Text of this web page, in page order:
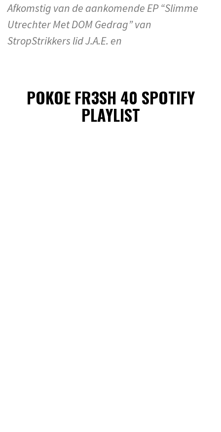
Afkomstig van de aankomende EP “Slimme
Utrechter Met DOM Gedrag” van
StropStrikkers lid J.A.E. en
POKOE FR3SH 40 SPOTIFY
PLAYLIST